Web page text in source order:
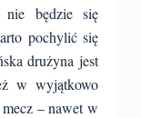
nie będzie się
pochylić się
drużyna jest
w wyjątkowo
– nawet w